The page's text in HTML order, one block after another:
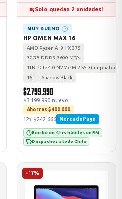
¡Solo quedan 2 unidades!
MUY BUENO ?
HP OMEN MAX 16
AMD Ryzen AI 9 HX 375
32GB DDR5-5600 MT/s
1TB PCIe 4.0 NVMe M.2 SSD (ampliable)
16"
Shadow Black
$2.799.990
$3.199.990 nuevo
Ahorras $400.000
12x $242.666 MercadoPago
Recibe en 4 hrs hábiles en RM
Despachos a todo Chile
-17%